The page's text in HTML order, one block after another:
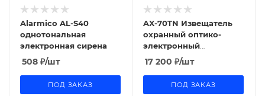
Alarmico AL-S40
однотональная
электронная сирена
508 ₽/шт
ПОД ЗАКАЗ
AX-70TN Извещатель
охранный оптико-
электронный
линейный
17 200 ₽/шт
ПОД ЗАКАЗ